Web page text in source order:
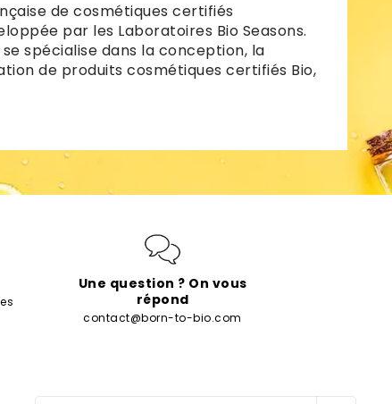
de cosmétiques certifiés
par les Laboratoires Bio Seasons.
spécialise dans la conception, la
de produits cosmétiques certifiés Bio,
Une question ? On vous
répond
contact@born-to-bio.com